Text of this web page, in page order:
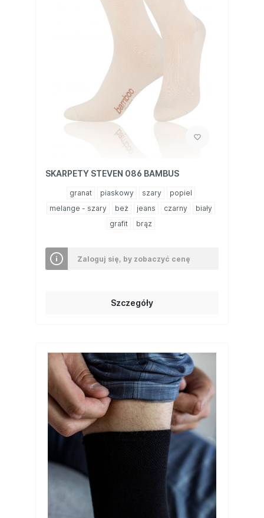
SKARPETY STEVEN 086 BAMBUS
granat piaskowy szary
popiel
melange - szary
beż jeans czarny
biały
grafit
brąz
Zaloguj się, by zobaczyć cenę
Szczegóły